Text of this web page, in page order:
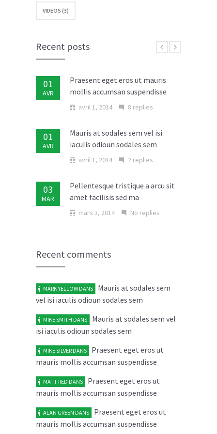
VIDEOS (3)
Recent posts
01
AVR
Praesent eget eros ut mauris
mollis accumsan suspendisse
avril 1, 2014 8 replies
01
AVR
Mauris at sodales sem vel isi
iaculis odioun sodales sem
avril 1, 2014 2 replies
03
MAR
Pellentesque tristique a arcu sit
amet facilisis sed ma
mars 3, 2014 No replies
MAR
04
FÉV
Cras elit ligula scelerisque
accumsan tristique quis
février 4, 2014 No replies
03
FÉV
Maecenas risus metus malesuada
ut libero in
JAN
Aenean vel dolor volutpat
sollicitudin neque rhon
janvier 5, 2014 No replies
Recent comments
MARK YELLOW DANS
Mauris at sodales sem
vel isi iaculis odioun sodales sem
MIKE SMITH DANS
Mauris at sodales sem vel
isi iaculis odioun sodales sem
MIKE SILVER DANS
Praesent eget eros ut
mauris mollis accumsan suspendisse
MATT RED DANS
Praesent eget eros ut
mauris mollis accumsan suspendisse
ALAN GREEN DANS
Praesent eget eros ut
mauris mollis accumsan suspendisse